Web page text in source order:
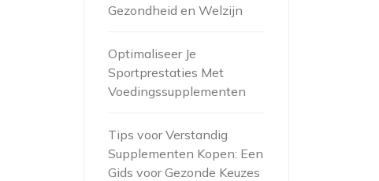
Gezondheid en Welzijn
Optimaliseer Je
Sportprestaties Met
Voedingssupplementen
Tips voor Verstandig
Supplementen Kopen: Een
Gids voor Gezonde Keuzes